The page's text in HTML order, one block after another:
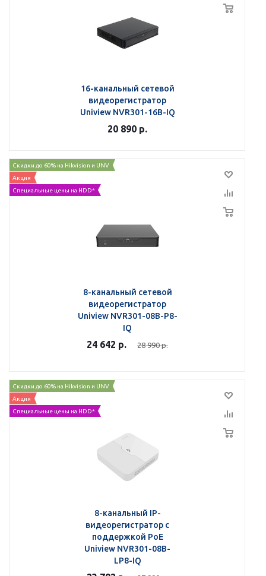
16-канальный сетевой
видеорегистратор
Uniview NVR301-16B-IQ
20 890 р.
Скидки до 60% на Hikvision и UNV
Акция
Специальные цены на HDD*
8-канальный сетевой
видеорегистратор
Uniview NVR301-08B-P8-
IQ
24 642 р. 28 990р.
Скидки до 60% на Hikvision и UNV
Акция
Специальные цены на HDD*
8-канальный IP-
видеорегистратор с
поддержкой PoE
Uniview NVR301-08B-
LP8-IQ